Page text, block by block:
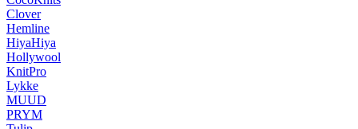
Clover
Hemline
HiyaHiya
Hollywool
KnitPro
Lykke
MUUD
PRYM